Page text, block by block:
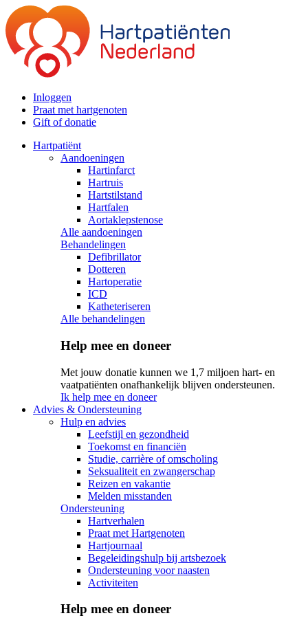
Inloggen
Praat met hartgenoten
Gift of donatie
Hartpatiënt
Aandoeningen
Hartinfarct
Hartruis
Hartstilstand
Hartfalen
Aortaklepstenose
Alle aandoeningen
Behandelingen
Defibrillator
Dotteren
Hartoperatie
ICD
Katheteriseren
Alle behandelingen
Help mee en doneer
Met jouw donatie kunnen we 1,7 miljoen hart- en
vaatpatiënten onafhankelijk blijven ondersteunen.
Ik help mee en doneer
Advies & Ondersteuning
Hulp en advies
Leefstijl en gezondheid
Toekomst en financiën
Studie, carrière of omscholing
Seksualiteit en zwangerschap
Reizen en vakantie
Melden misstanden
Ondersteuning
Hartverhalen
Praat met Hartgenoten
Hartjournaal
Begeleidingshulp bij artsbezoek
Ondersteuning voor naasten
Activiteiten
Help mee en doneer